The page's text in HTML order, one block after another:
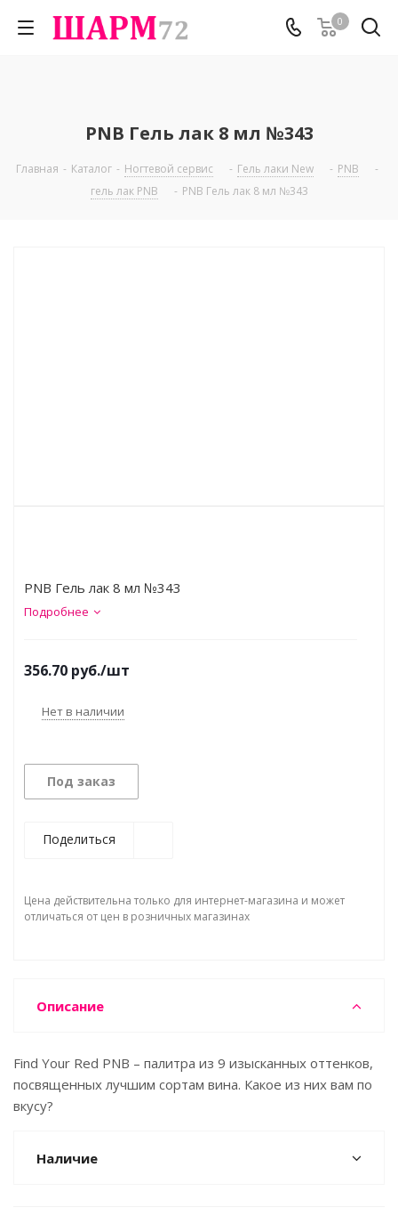
0
PNB Гель лак 8 мл №343
Главная - Каталог - Ногтевой сервис - Гель лаки New - PNB
-
гель лак PNB
- PNB Гель лак 8 мл №343
PNB Гель лак 8 мл №343
Подробнее
356.70 руб./шт
Нет в наличии
Под заказ
Поделиться
Цена действительна только для интернет-магазина и может
отличаться от цен в розничных магазинах
Описание
Find Your Red PNB – палитра из 9 изысканных оттенков,
посвященных лучшим сортам вина. Какое из них вам по
вкусу?
Наличие